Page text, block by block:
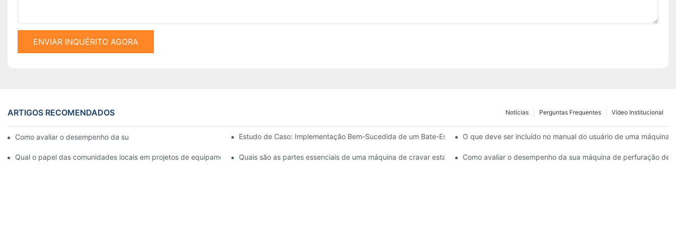
ENVIAR INQUÉRITO AGORA
ARTIGOS RECOMENDADOS Vídeo Institucional
Perguntas Frequentes
Notícias
Como avaliar o desempenho da sua máquina de perfuração de estacasEstudo de Caso: Implementação Bem-Sucedida de um Bate-Estacas Hidráulico EstáticoO que deve ser incluído no manual do usuário de uma máquina
Qual o papel das comunidades locais em projetos de equipamentos de cravação de estacas?Quais são as partes essenciais de uma máquina de cravar estacas? Como avaliar o desempenho da sua máquina de perfuração de